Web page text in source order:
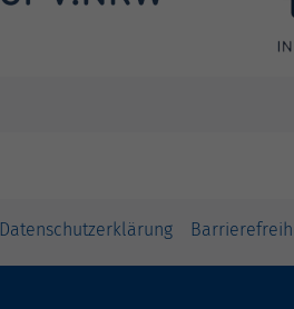
Datenschutzerklärung